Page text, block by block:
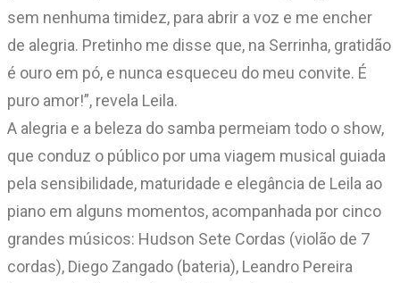
sem nenhuma timidez, para abrir a voz e me encher
de alegria. Pretinho me disse que, na Serrinha, gratidão
é ouro em pó, e nunca esqueceu do meu convite. É
puro amor!”, revela Leila.
A alegria e a beleza do samba permeiam todo o show,
que conduz o público por uma viagem musical guiada
pela sensibilidade, maturidade e elegância de Leila ao
piano em alguns momentos, acompanhada por cinco
grandes músicos: Hudson Sete Cordas (violão de 7
cordas), Diego Zangado (bateria), Leandro Pereira